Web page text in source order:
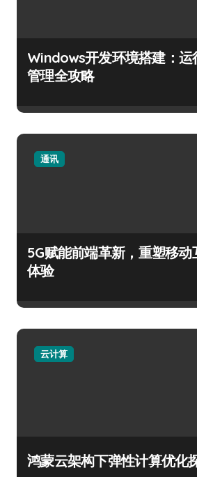
Windows开发环境搭建：运
管理全攻略
通讯
5G赋能前端革新，重塑移动
体验
云计算
鸿蒙云架构下弹性计算优化